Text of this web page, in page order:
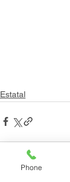
Estatal
Phone